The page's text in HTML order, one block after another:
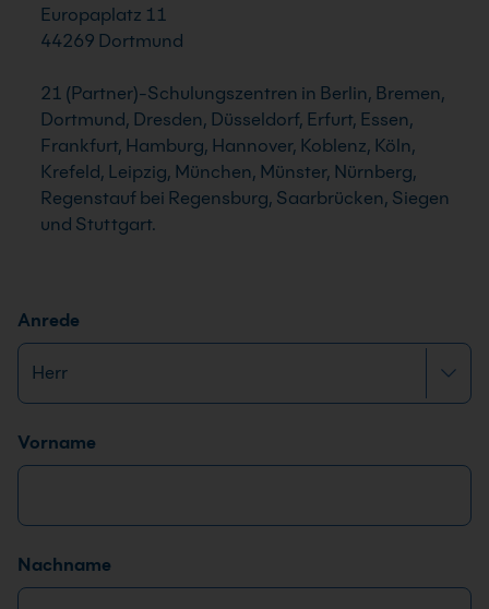
Europaplatz 11
44269 Dortmund
21 (Partner)-Schulungszentren in Berlin, Bremen,
Dortmund, Dresden, Düsseldorf, Erfurt, Essen,
Frankfurt, Hamburg, Hannover, Koblenz, Köln,
Krefeld, Leipzig, München, Münster, Nürnberg,
Regenstauf bei Regensburg, Saarbrücken, Siegen
und Stuttgart.
Anrede
Name*
Vorname
Nachname